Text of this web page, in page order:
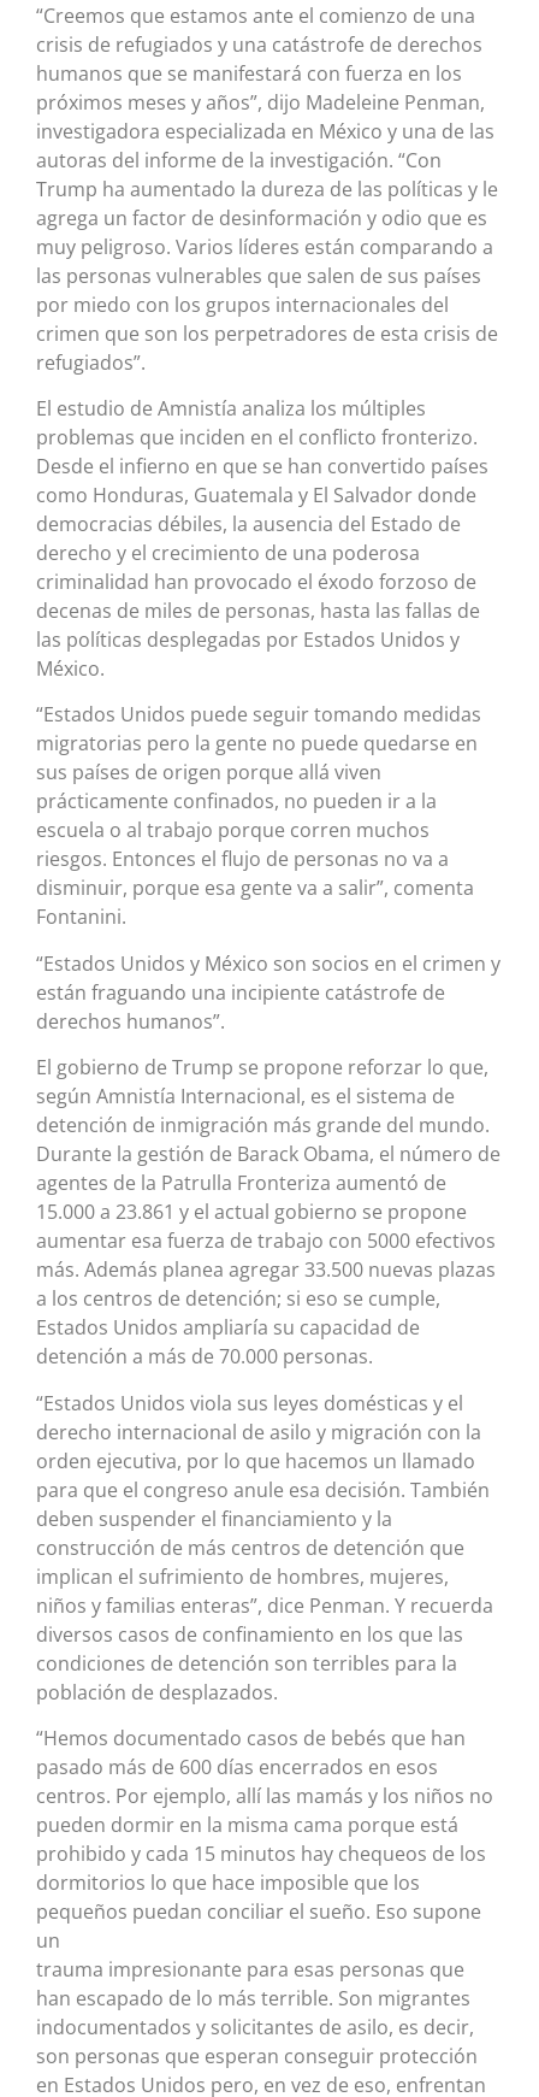
“Creemos que estamos ante el comienzo de una
crisis de refugiados y una catástrofe de derechos
humanos que se manifestará con fuerza en los
próximos meses y años”, dijo Madeleine Penman,
investigadora especializada en México y una de las
autoras del informe de la investigación. “Con
Trump ha aumentado la dureza de las políticas y le
agrega un factor de desinformación y odio que es
muy peligroso. Varios líderes están comparando a
las personas vulnerables que salen de sus países
por miedo con los grupos internacionales del
crimen que son los perpetradores de esta crisis de
refugiados”.
El estudio de Amnistía analiza los múltiples
problemas que inciden en el conflicto fronterizo.
Desde el infierno en que se han convertido países
como Honduras, Guatemala y El Salvador donde
democracias débiles, la ausencia del Estado de
derecho y el crecimiento de una poderosa
criminalidad han provocado el éxodo forzoso de
decenas de miles de personas, hasta las fallas de
las políticas desplegadas por Estados Unidos y
México.
“Estados Unidos puede seguir tomando medidas
migratorias pero la gente no puede quedarse en
sus países de origen porque allá viven
prácticamente confinados, no pueden ir a la
escuela o al trabajo porque corren muchos
riesgos. Entonces el flujo de personas no va a
disminuir, porque esa gente va a salir”, comenta
Fontanini.
“Estados Unidos y México son socios en el crimen y
están fraguando una incipiente catástrofe de
derechos humanos”.
El gobierno de Trump se propone reforzar lo que,
según Amnistía Internacional, es el sistema de
detención de inmigración más grande del mundo.
Durante la gestión de Barack Obama, el número de
agentes de la Patrulla Fronteriza aumentó de
15.000 a 23.861 y el actual gobierno se propone
aumentar esa fuerza de trabajo con 5000 efectivos
más. Además planea agregar 33.500 nuevas plazas
a los centros de detención; si eso se cumple,
Estados Unidos ampliaría su capacidad de
detención a más de 70.000 personas.
“Estados Unidos viola sus leyes domésticas y el
derecho internacional de asilo y migración con la
orden ejecutiva, por lo que hacemos un llamado
para que el congreso anule esa decisión. También
deben suspender el financiamiento y la
construcción de más centros de detención que
implican el sufrimiento de hombres, mujeres,
niños y familias enteras”, dice Penman. Y recuerda
diversos casos de confinamiento en los que las
condiciones de detención son terribles para la
población de desplazados.
“Hemos documentado casos de bebés que han
pasado más de 600 días encerrados en esos
centros. Por ejemplo, allí las mamás y los niños no
pueden dormir en la misma cama porque está
prohibido y cada 15 minutos hay chequeos de los
dormitorios lo que hace imposible que los
pequeños puedan conciliar el sueño. Eso supone
un
trauma impresionante para esas personas que
han escapado de lo más terrible. Son migrantes
indocumentados y solicitantes de asilo, es decir,
son personas que esperan conseguir protección
en Estados Unidos pero, en vez de eso, enfrentan